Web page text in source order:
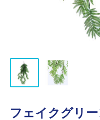
フェイクグリ